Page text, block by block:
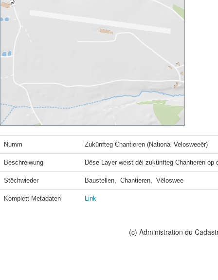
Numm Zukünfteg Chantieren (National Velosweeër)
Beschreiwung Dëse Layer weist déi zukünfteg Chantieren op
Stëchwieder Baustellen,  Chantieren,  Vëloswee
Komplett Metadaten Link
(c) Administration du